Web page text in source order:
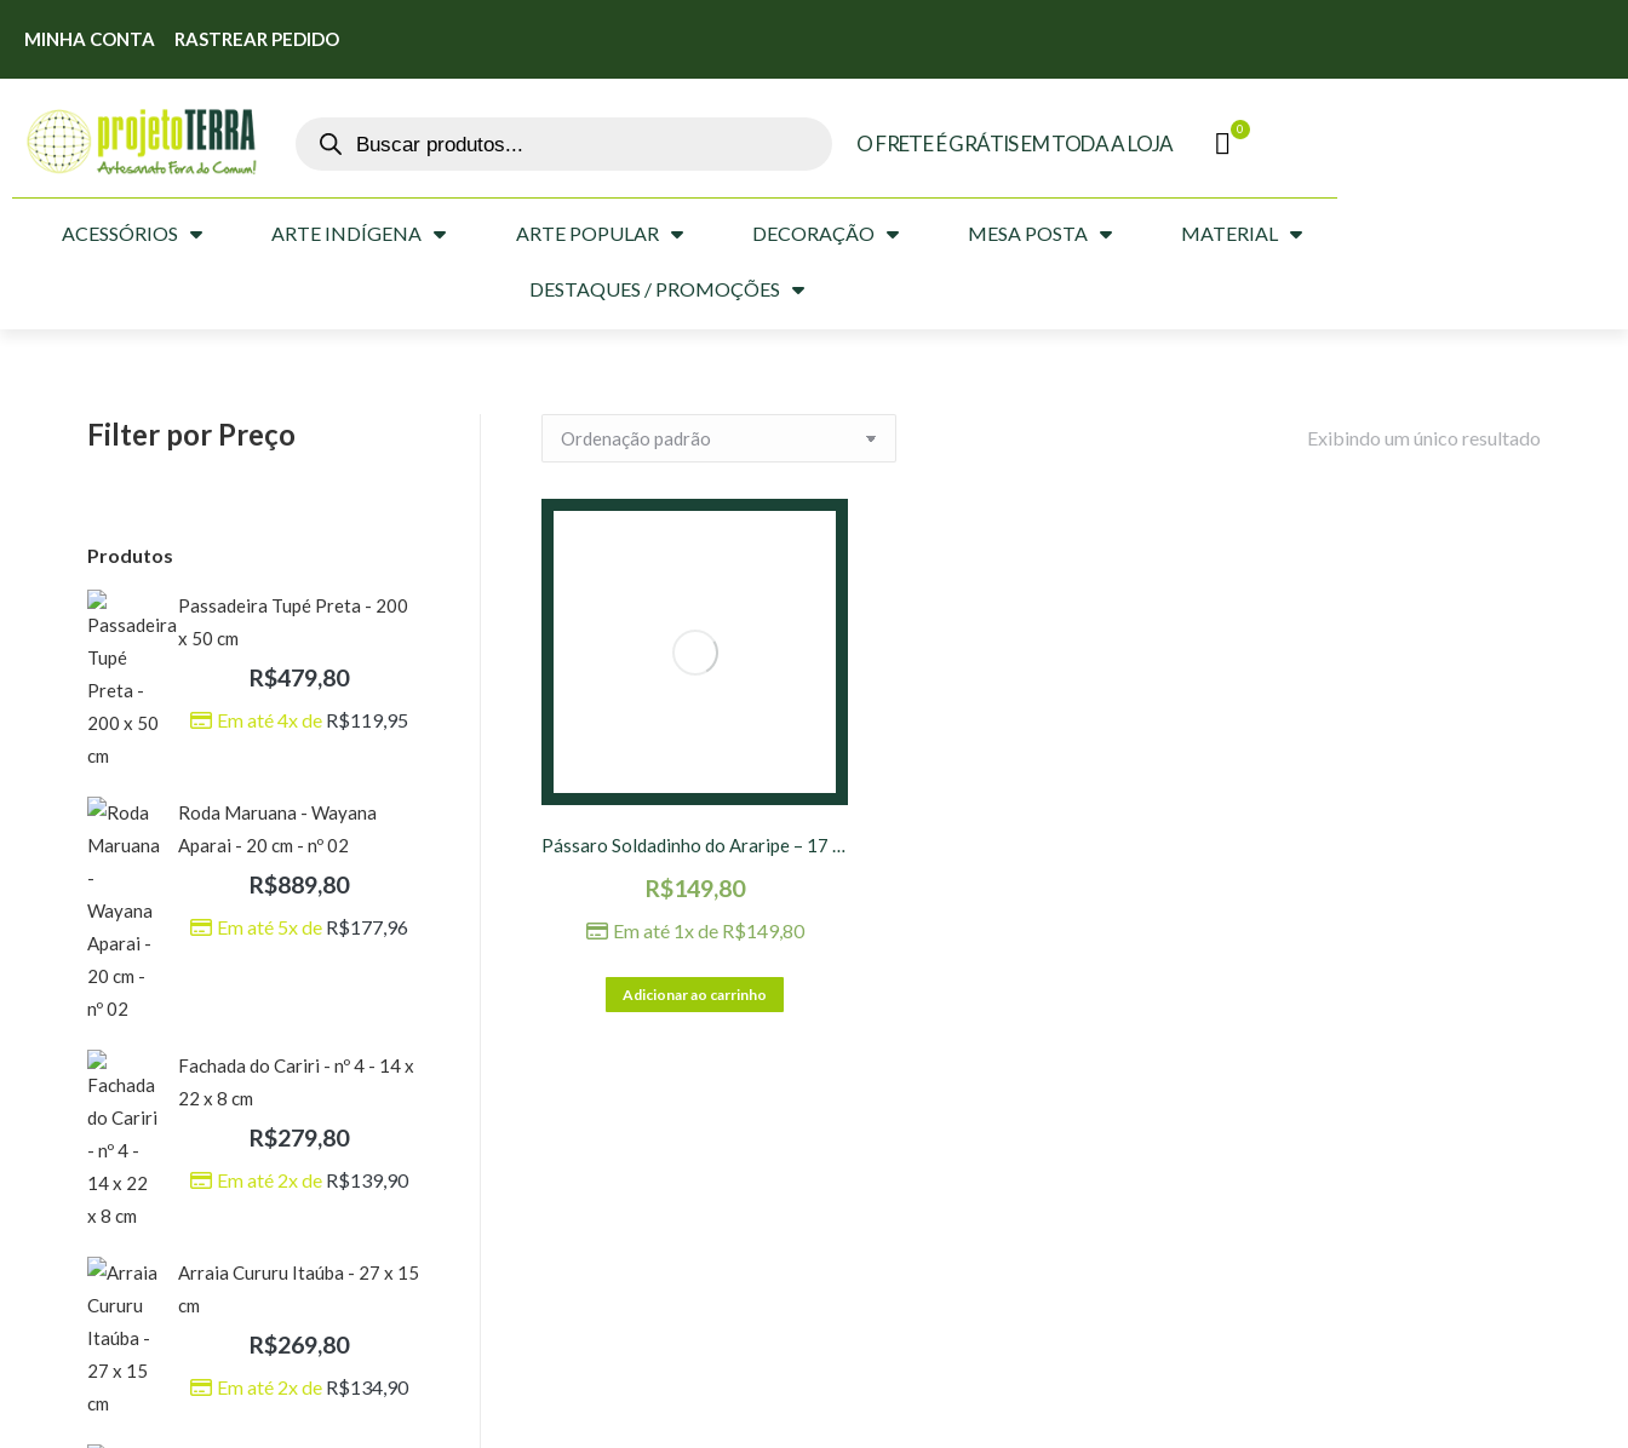
MINHA CONTA RASTREAR PEDIDO
O FRETE É GRÁTIS EM TODA A LOJA
ACESSÓRIOS ARTE INDÍGENA ARTE POPULAR DECORAÇÃO MESA POSTA MATERIAL
DESTAQUES / PROMOÇÕES
Exibindo um único resultado
Pássaro Soldadinho do Araripe – 17 x 5 x 9 cm
R$149,80
Em até 1x de R$149,80
Adicionar ao carrinho
Filter por Preço
Produtos
Passadeira Tupé Preta - 200
x 50 cm
R$479,80
Em até 4x de R$119,95
Roda Maruana - Wayana
Aparai - 20 cm - nº 02
R$889,80
Em até 5x de R$177,96
Fachada do Cariri - nº 4 - 14 x
22 x 8 cm
R$279,80
Em até 2x de R$139,90
Arraia Cururu Itaúba - 27 x 15
cm
R$269,80
Em até 2x de R$134,90